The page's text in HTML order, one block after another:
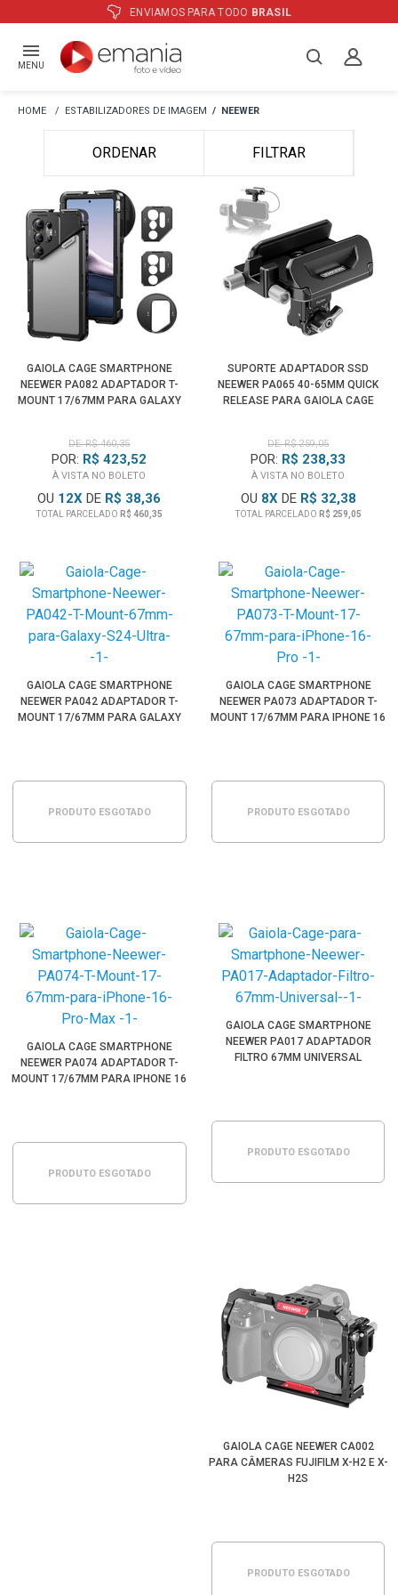
ATÉ12X E PREÇO ESPECIALNO BOLETO
MENU
ESTABILIZADORES DE IMAGEM NEEWER
ORDENAR FILTRAR
GAIOLA CAGE SMARTPHONE
NEEWER PA082 ADAPTADOR T-
MOUNT 17/67MM PARA GALAXY
DE: R$ 460,35
POR: R$ 423,52
À VISTA NO BOLETO
OU 12X DE R$ 38,36
TOTAL PARCELADO R$ 460,35
SUPORTE ADAPTADOR SSD
NEEWER PA065 40-65MM QUICK
RELEASE PARA GAIOLA CAGE
DE: R$ 259,05
POR: R$ 238,33
À VISTA NO BOLETO
OU 8XDE R$ 32,38
TOTAL PARCELADO R$ 259,05
GAIOLA CAGE SMARTPHONE
NEEWER PA042 ADAPTADOR T-
MOUNT 17/67MM PARA GALAXY
PRODUTO ESGOTADO
GAIOLA CAGE SMARTPHONE
NEEWER PA073 ADAPTADOR T-
MOUNT 17/67MM PARA IPHONE 16
PRODUTO ESGOTADO
GAIOLA CAGE SMARTPHONE
NEEWER PA074 ADAPTADOR T-
MOUNT 17/67MM PARA IPHONE 16
PRODUTO ESGOTADO
GAIOLA CAGE SMARTPHONE
NEEWER PA017 ADAPTADOR
FILTRO 67MM UNIVERSAL
PRODUTO ESGOTADO
GAIOLA CAGE NEEWER CA002
PARA CÂMERAS FUJIFILM X-H2 E X-
H2S
PRODUTO ESGOTADO